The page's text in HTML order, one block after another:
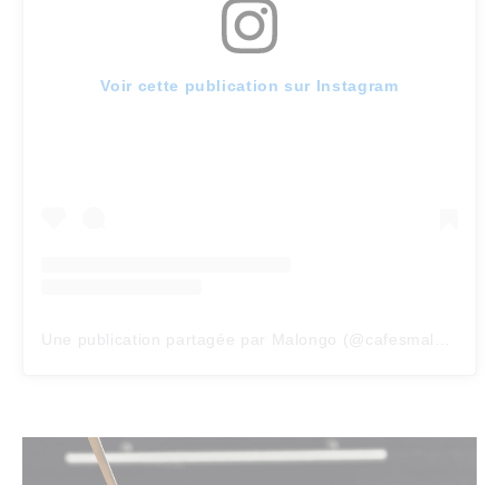
Voir cette publication sur Instagram